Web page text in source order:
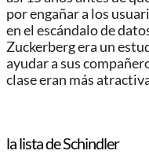
por engañar a los
en el escándalo de
Zuckerberg era un
ayudar a sus
clase eran más
la lista de Schindler